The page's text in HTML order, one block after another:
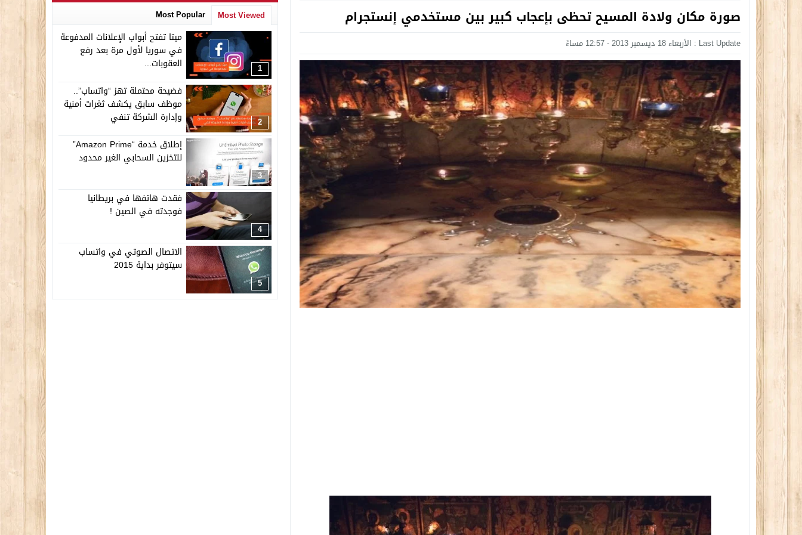
صورة مكان ولادة المسيح تحظى بإعجاب كبير بين مستخدمي إنستجرام
Last Update : الأربعاء 18 ديسمبر 2013 - 12:57 مساءً
Most Viewed
Most Popular
1
ميتا تفتح أبواب الإعلانات المدفوعة
في سوريا لأول مرة بعد رفع
العقوبات...
2
فضيحة محتملة تهز “واتساب”..
موظف سابق يكشف ثغرات أمنية
وإدارة الشركة تنفي
3
إطلاق خدمة “Amazon Prime”
للتخزين السحابي الغير محدود
4
فقدت هاتفها في بريطانيا
فوجدته في الصين !
5
الاتصال الصوتي في واتساب
سيتوفر بداية 2015